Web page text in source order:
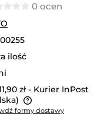
0 ocen
ilość
zł - Kurier InPost
płatności
formy dostawy